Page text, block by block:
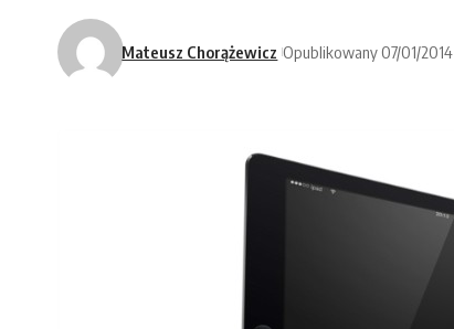
Mateusz Chorążewicz Opublikowany 07/01/2014